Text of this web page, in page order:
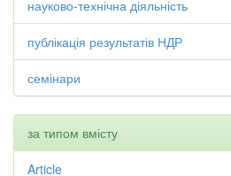
науково-технічна діяльність
публікація результатів НДР
семінари
за типом вмісту
Article